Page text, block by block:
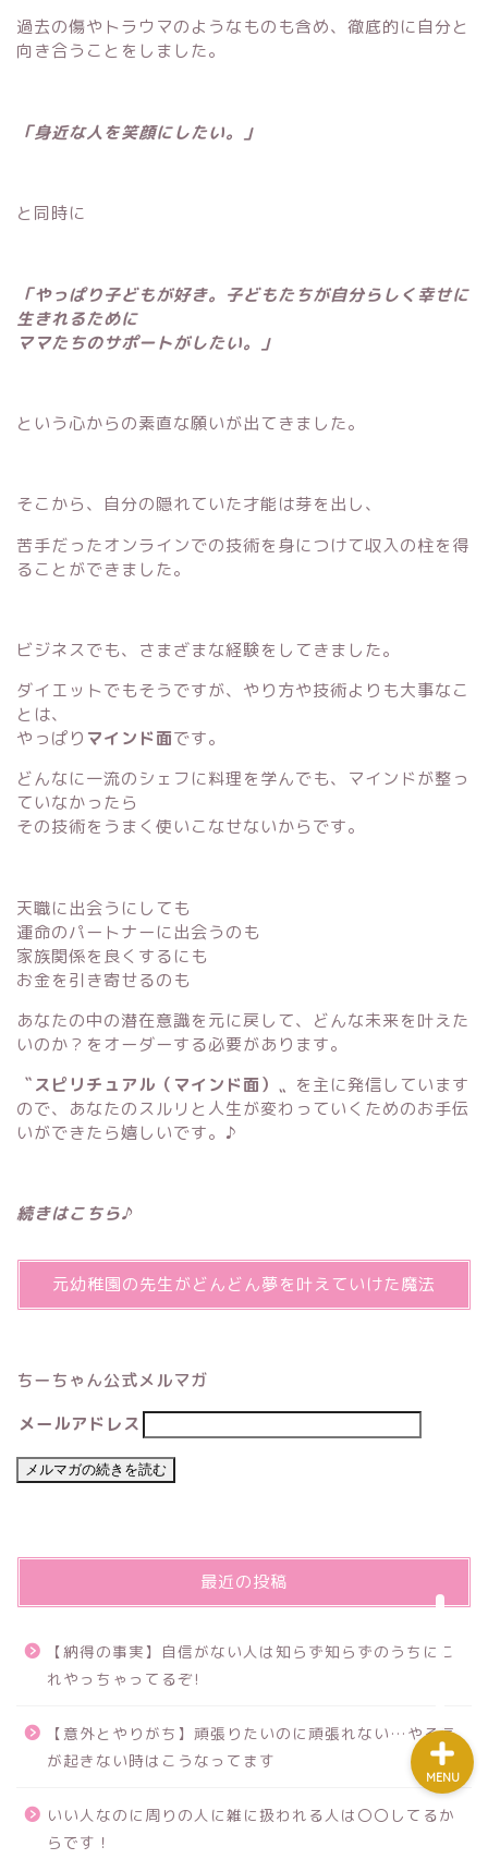
過去の傷やトラウマのようなものも含め、徹底的に自分と
向き合うことをしました。
「身近な人を笑顔にしたい。」
と同時に
「やっぱり子どもが好き。子どもたちが自分らしく幸せに
生きれるために
ママたちのサポートがしたい。」
という心からの素直な願いが出てきました。
そこから、自分の隠れていた才能は芽を出し、
苦手だったオンラインでの技術を身につけて収入の柱を得
ることができました。
ビジネスでも、さまざまな経験をしてきました。
ダイエットでもそうですが、やり方や技術よりも大事なこ
とは、
やっぱり マインド面です。
どんなに一流のシェフに料理を学んでも、マインドが整っ
ていなかったら
その技術をうまく使いこなせないからです。
天職に出会うにしても
運命のパートナーに出会うのも
家族関係を良くするにも
お金を引き寄せるのも
あなたの中の潜在意識を元に戻して、どんな未来を叶えた
いのか？をオーダーする必要があります。
〝スピリチュアル（マインド面）〟 を主に発信しています
ので、あなたのスルリと人生が変わっていくためのお手伝
いができたら嬉しいです。♪
続きはこちら♪
元幼稚園の先生がどんどん夢を叶えていけた魔法
ちーちゃん公式メルマガ
メールアドレス
最近の投稿
【納得の事実】自信がない人は知らず知らずのうちにこ
れやっちゃってるぞ!
【意外とやりがち】頑張りたいのに頑張れない…やる気
が起きない時はこうなってます
いい人なのに周りの人に雑に扱われる人は〇〇してるか
らです！
MENU